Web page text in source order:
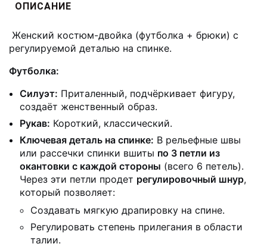
ОПИСАНИЕ
Женский костюм-двойка (футболка + брюки) с
регулируемой деталью на спинке.
Футболка:
Силуэт: Приталенный, подчёркивает фигуру,
создаёт женственный образ.
Рукав: Короткий, классический.
Ключевая деталь на спинке: В рельефные швы
или рассечки спинки вшиты по 3 петли из
окантовки с каждой стороны (всего 6 петель).
Через эти петли продет регулировочный шнур,
который позволяет:
Создавать мягкую драпировку на спине.
Регулировать степень прилегания в области
талии.